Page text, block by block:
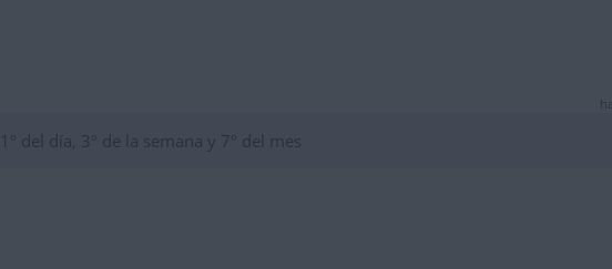
1º del día, 3º de la semana y 7º del mes